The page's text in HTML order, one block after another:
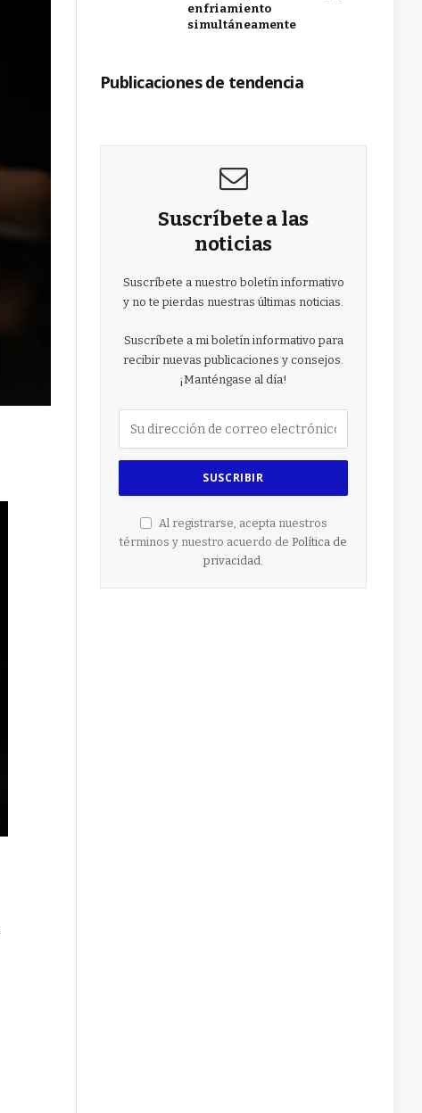
enfriamiento
simultáneamente
Publicaciones de tendencia
Suscríbete a las
noticias
Suscríbete a nuestro boletín informativo
y no te pierdas nuestras últimas noticias.
Suscríbete a mi boletín informativo para
recibir nuevas publicaciones y consejos.
¡Manténgase al día!
Al registrarse, acepta nuestros
términos y nuestro acuerdo de Política de
privacidad.